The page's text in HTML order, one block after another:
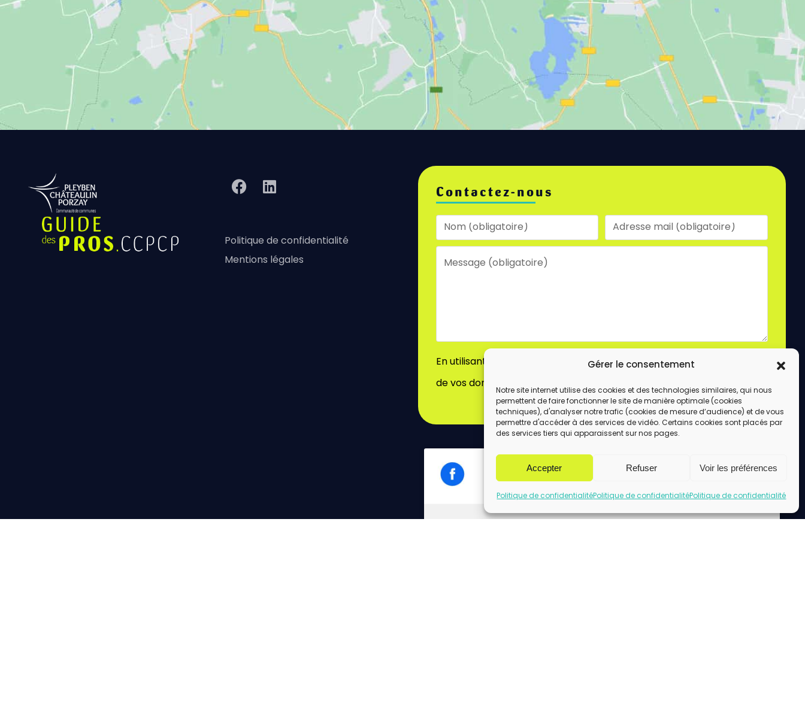
Gérer le consentement
Notre site internet utilise des cookies et des technologies similaires, qui nous
permettent de faire fonctionner le site de manière optimale (cookies
techniques), d'analyser notre trafic (cookies de mesure d’audience) et de vous
permettre d'accéder à des services de vidéo. Certains cookies sont placés par
des services tiers qui apparaissent sur nos pages.
Accepter Refuser Voir les préférences
Politique de confidentialitéPolitique de confidentialitéPolitique de confidentialité
Politique de confidentialité
Mentions légales
Contactez-nous
En utilisant ce formulaire, vous acceptez le stockage et le traitement
de vos données par ce site.